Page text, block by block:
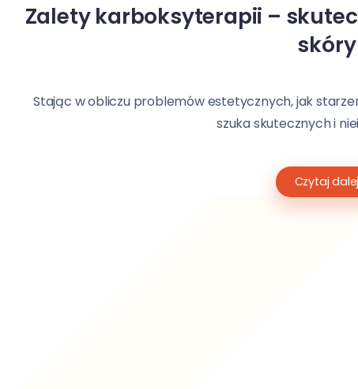
Zalety karboksyterapii –
skóry
Stając w obliczu problemów estetycznych, jak
szuka skutecznych i
Czytaj dalej